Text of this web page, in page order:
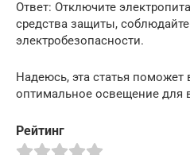
Ответ: Отключите
средства защиты,
электробезопасности.
Надеюсь, эта статья поможет
оптимальное освещение для
Рейтинг